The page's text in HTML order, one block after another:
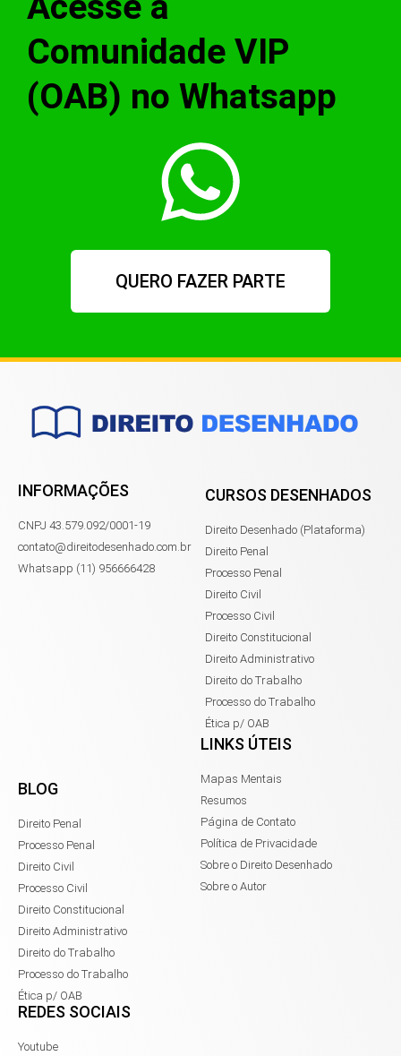
Comunidade VIP
(OAB) no Whatsapp
QUERO FAZER PARTE
INFORMAÇÕES
CNPJ 43.579.092/0001-19
contato@direitodesenhado.com.br
Whatsapp (11) 956666428
CURSOS DESENHADOS
Direito Desenhado (Plataforma)
Direito Penal
Processo Penal
Direito Civil
Processo Civil
Direito Constitucional
Direito Administrativo
Direito do Trabalho
Processo do Trabalho
Ética p/ OAB
BLOG
Direito Penal
Processo Penal
Direito Civil
Processo Civil
Direito Constitucional
Direito Administrativo
Direito do Trabalho
Processo do Trabalho
Ética p/ OAB
LINKS ÚTEIS
Mapas Mentais
Resumos
Página de Contato
Política de Privacidade
Sobre o Direito Desenhado
Sobre o Autor
REDES SOCIAIS
Youtube